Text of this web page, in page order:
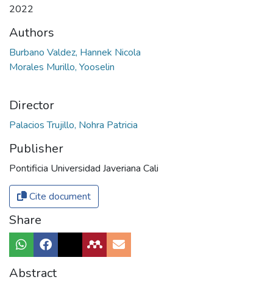
2022
Authors
Burbano Valdez, Hannek Nicola
Morales Murillo, Yooselin
Director
Palacios Trujillo, Nohra Patricia
Publisher
Pontificia Universidad Javeriana Cali
Cite document
Share
Abstract